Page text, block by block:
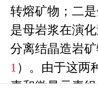
转熔矿物；二
是母岩浆在演
分离结晶造岩
1 ）。由于这两
素和微量元素
特征，因此仅